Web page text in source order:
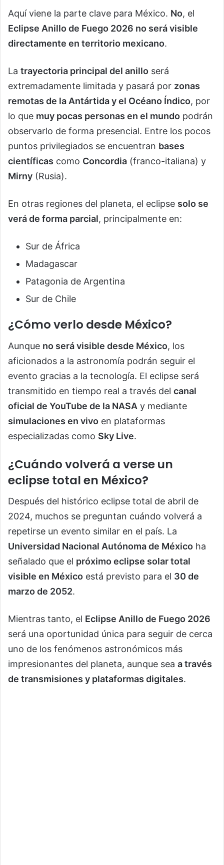
Aquí viene la parte clave para México. No, el
Eclipse Anillo de Fuego 2026 no será visible
directamente en territorio mexicano.
La trayectoria principal del anillo será
extremadamente limitada y pasará por zonas
remotas de la Antártida y el Océano Índico, por
lo que muy pocas personas en el mundo podrán
observarlo de forma presencial. Entre los pocos
puntos privilegiados se encuentran bases
científicas como Concordia (franco-italiana) y
Mirny (Rusia).
En otras regiones del planeta, el eclipse solo se
verá de forma parcial, principalmente en:
Sur de África
Madagascar
Patagonia de Argentina
Sur de Chile
¿Cómo verlo desde México?
Aunque no será visible desde México, los
aficionados a la astronomía podrán seguir el
evento gracias a la tecnología. El eclipse será
transmitido en tiempo real a través del canal
oficial de YouTube de la NASA y mediante
simulaciones en vivo en plataformas
especializadas como Sky Live.
¿Cuándo volverá a verse un
eclipse total en México?
Después del histórico eclipse total de abril de
2024, muchos se preguntan cuándo volverá a
repetirse un evento similar en el país. La
Universidad Nacional Autónoma de México ha
señalado que el próximo eclipse solar total
visible en México está previsto para el 30 de
marzo de 2052.
Mientras tanto, el Eclipse Anillo de Fuego 2026
será una oportunidad única para seguir de cerca
uno de los fenómenos astronómicos más
impresionantes del planeta, aunque sea a través
de transmisiones y plataformas digitales.